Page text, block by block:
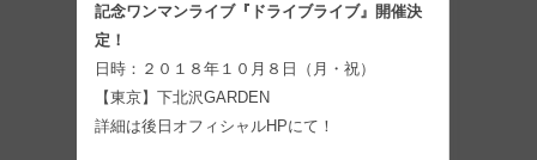
記念ワンマンライブ『ドライブライブ』開催決
定！
日時：２０１８年１０月８日（月・祝）
【東京】下北沢GARDEN
詳細は後日オフィシャルHPにて！